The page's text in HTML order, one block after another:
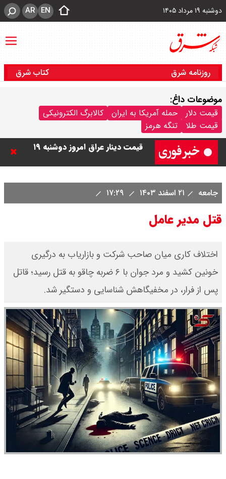
دوشنبه ۱۹ مرداد ۱۴۰۵ EN
AR
روزنامه شرق کتاب شرق
موضوعات داغ:
قیمت دلار حمله آمریکا به ایران
کالابرگ الکترونیکی
قیمت طلا
تنگه هرمز
قیمت دینار عراق امروز دوشنبه ۱۹
قیمت طلا و سکه امروز دوشنبه ۱۹
مرداد ۱۴۰۵ / قیمت سکه امامی چند؟
+ جدول
قیمت خودروهای سایپا امروز دوشنبه
۱۹ مرداد ۱۴۰۵ / قیمت چانگان چند؟ +
جدول
قیمت خودرو‌های ایران خودرو امروز
دوشنبه ۱۹ مرداد ۱۴۰۵ / قیمت پژو
۲۰۷ چند ؟ + جدول
جامعه ۲۱ اسفند ۱۴۰۳
قتل مدیر عامل
اختلاف کاری میان صاحب شرکت و بازاریاب به درگیری
خونین کشید و مرد جوان با ۶ ضربه چاقو به قتل رسید؛ قاتل
پس از فرار، در مخفیگاهش شناسایی و دستگیر شد.